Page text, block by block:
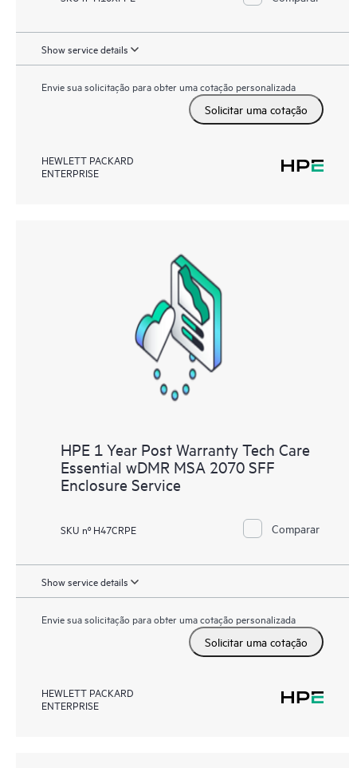
Show service details
Envie sua solicitação para obter uma cotação personalizada
Solicitar uma cotação
HEWLETT PACKARD
ENTERPRISE
HPE 1 Year Post Warranty Tech Care
Essential wDMR MSA 2070 SFF
Enclosure Service
SKU nº H47CRPE Comparar
Show service details
Envie sua solicitação para obter uma cotação personalizada
Solicitar uma cotação
HEWLETT PACKARD
ENTERPRISE